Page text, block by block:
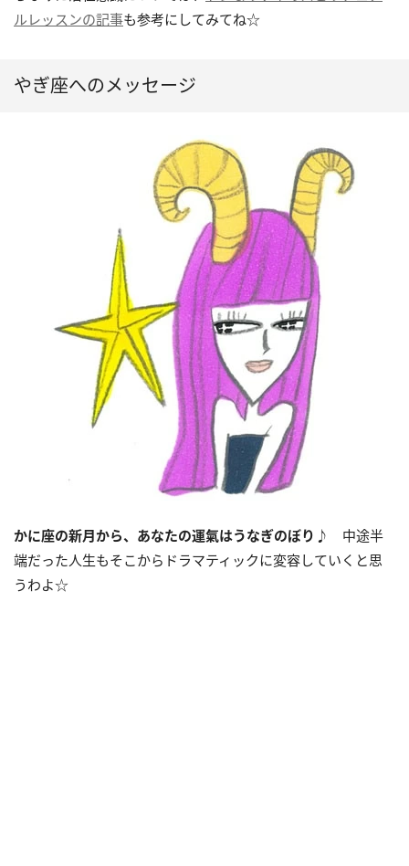
ルレッスンの記事も参考にしてみてね☆
やぎ座へのメッセージ
かに座の新月から、あなたの運氣はうなぎのぼり♪
中途半
端だった人生もそこからドラマティックに変容していくと思
うわよ☆